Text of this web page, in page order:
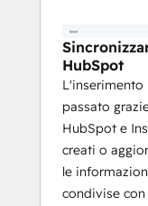
HubSpot
L'inserimento
passato
HubSpot e
creati o
le
condivise con